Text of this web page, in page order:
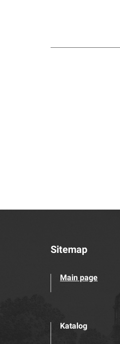
Sitemap
Main page
Katalog